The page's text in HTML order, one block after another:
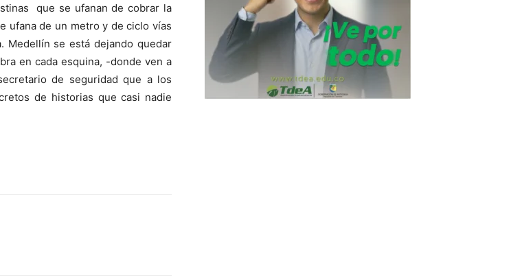
que se ufanan de cobrar la
ufana de un metro y de ciclo vías
Medellín se está dejando quedar
en cada esquina, -donde ven a
de seguridad que a los
de historias que casi nadie